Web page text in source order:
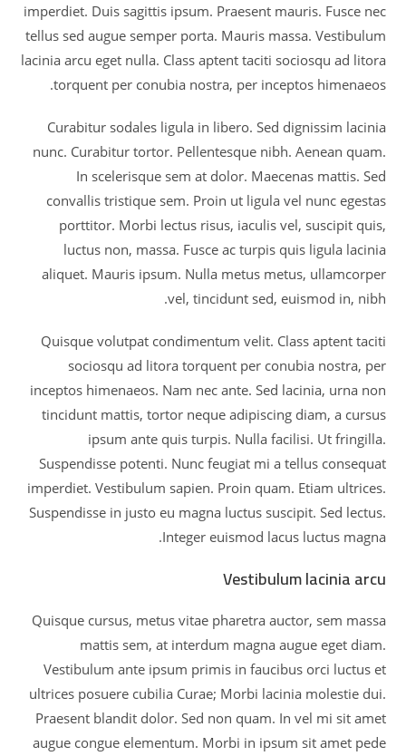
imperdiet. Duis sagittis ipsum. Praesent mauris. Fusce nec
tellus sed augue semper porta. Mauris massa. Vestibulum
lacinia arcu eget nulla. Class aptent taciti sociosqu ad litora
torquent per conubia nostra, per inceptos himenaeos.
Curabitur sodales ligula in libero. Sed dignissim lacinia
nunc. Curabitur tortor. Pellentesque nibh. Aenean quam.
In scelerisque sem at dolor. Maecenas mattis. Sed
convallis tristique sem. Proin ut ligula vel nunc egestas
porttitor. Morbi lectus risus, iaculis vel, suscipit quis,
luctus non, massa. Fusce ac turpis quis ligula lacinia
aliquet. Mauris ipsum. Nulla metus metus, ullamcorper
vel, tincidunt sed, euismod in, nibh.
Quisque volutpat condimentum velit. Class aptent taciti
sociosqu ad litora torquent per conubia nostra, per
inceptos himenaeos. Nam nec ante. Sed lacinia, urna non
tincidunt mattis, tortor neque adipiscing diam, a cursus
ipsum ante quis turpis. Nulla facilisi. Ut fringilla.
Suspendisse potenti. Nunc feugiat mi a tellus consequat
imperdiet. Vestibulum sapien. Proin quam. Etiam ultrices.
Suspendisse in justo eu magna luctus suscipit. Sed lectus.
Integer euismod lacus luctus magna.
Vestibulum lacinia arcu
Quisque cursus, metus vitae pharetra auctor, sem massa
mattis sem, at interdum magna augue eget diam.
Vestibulum ante ipsum primis in faucibus orci luctus et
ultrices posuere cubilia Curae; Morbi lacinia molestie dui.
Praesent blandit dolor. Sed non quam. In vel mi sit amet
augue congue elementum. Morbi in ipsum sit amet pede